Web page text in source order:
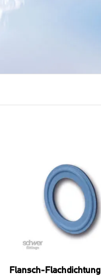
Flansch-Flachdichtung